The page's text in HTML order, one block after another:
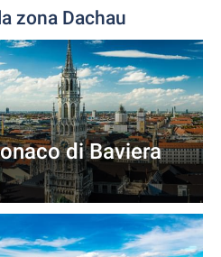
zona Dachau
di Baviera